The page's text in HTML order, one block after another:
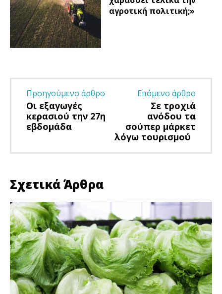
αγροτική πολιτική;»
Προηγούμενο άρθρο
Οι εξαγωγές
κερασιού την 27η
εβδομάδα
Επόμενο άρθρο
Σε τροχιά
ανόδου τα
σούπερ μάρκετ
λόγω τουρισμού
Σχετικά Άρθρα